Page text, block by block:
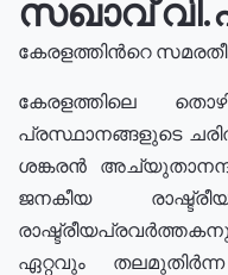
സഖാവ്
കേരളത്തിൻറെ
കേരളത്തിലെ
പ്രസ്ഥാനങ്ങളുടെ
ശങ്കരൻ
ജനകീയ
ഏറ്റവും